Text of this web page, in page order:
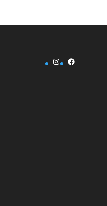
Instagram
Facebook